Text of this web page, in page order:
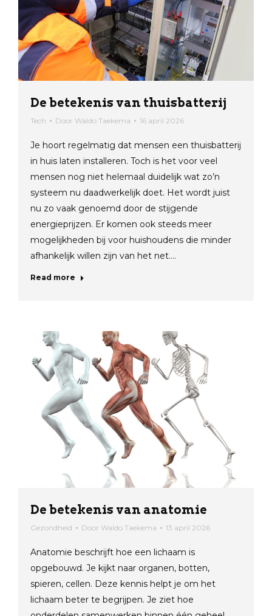
De betekenis van thuisbatterij
Tech Door Waldo Taekema 16 april 2026
Je hoort regelmatig dat mensen een thuisbatterij
in huis laten installeren. Toch is het voor veel
mensen nog niet helemaal duidelijk wat zo’n
systeem nu daadwerkelijk doet. Het wordt juist
nu zo vaak genoemd door de stijgende
energieprijzen. Er komen ook steeds meer
mogelijkheden bij voor huishoudens die minder
afhankelijk willen zijn van het net.…
Read more
De betekenis van anatomie
Gezondheid Door Waldo Taekema 13 april 2026
Anatomie beschrijft hoe een lichaam is
opgebouwd. Je kijkt naar organen, botten,
spieren, cellen. Deze kennis helpt je om het
lichaam beter te begrijpen. Je ziet hoe